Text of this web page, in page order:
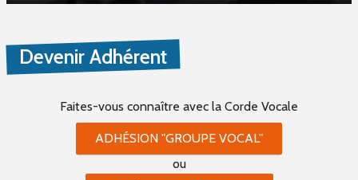
Devenir Adhérent
Faites-vous connaître avec la Corde Vocale
ADHÉSION "GROUPE VOCAL"
ou